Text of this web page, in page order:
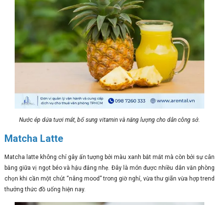
Nước ép dứa tươi mát, bổ sung vitamin và năng lượng cho dân công sở.
Matcha Latte
Matcha latte không chỉ gây ấn tượng bởi màu xanh bắt mắt mà còn bởi sự cân
bằng giữa vị ngọt béo và hậu đắng nhẹ. Đây là món được nhiều dân văn phòng
chọn khi cần một chút “nâng mood” trong giờ nghỉ, vừa thư giãn vừa hợp trend
thưởng thức đồ uống hiện nay.